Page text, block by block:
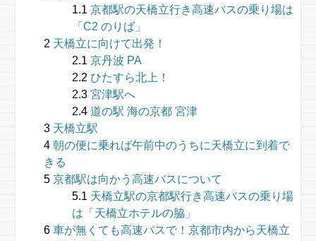
京都駅の天橋立行き高速バスの乗り場は
「C2 のりば」
天橋立に向けて出発！
京丹波 PA
ひたすら北上！
宮津駅へ
道の駅 海の京都 宮津
天橋立駅
朝の便に乗れば午前中のうちに天橋立に到着で
きる
京都駅は向かう高速バスについて
天橋立駅の京都駅行き高速バスの乗り場
は「天橋立ホテルの脇」
車が無くても高速バスで！京都市内から天橋立